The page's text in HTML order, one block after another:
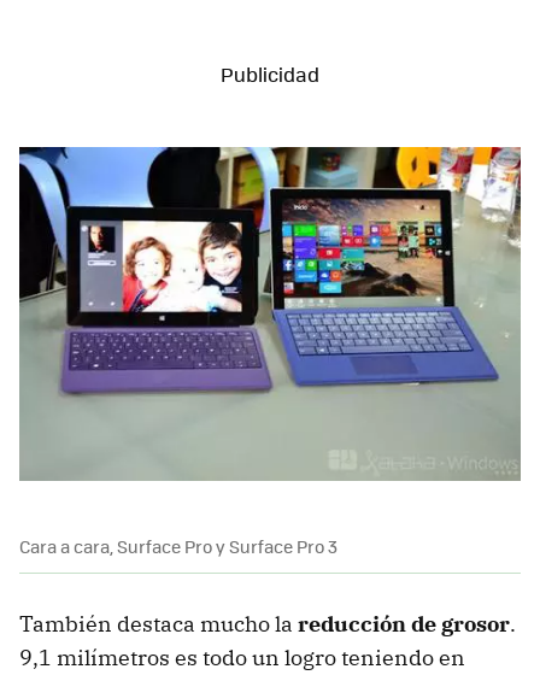
Cara a cara, Surface Pro y Surface Pro 3
También destaca mucho la reducción de grosor.
9,1 milímetros es todo un logro teniendo en